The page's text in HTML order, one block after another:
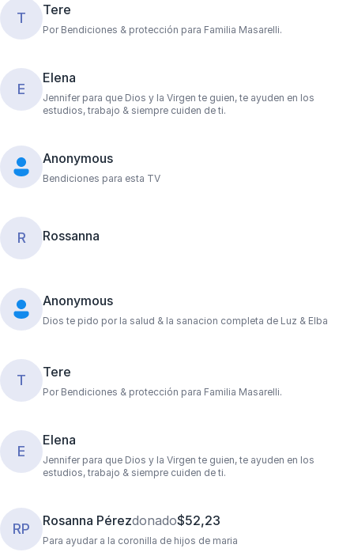
T Tere
Por Bendiciones & protección para Familia Masarelli.
E
Elena
Jennifer para que Dios y la Virgen te guien, te ayuden en los
estudios, trabajo & siempre cuiden de ti.
Anonymous
Bendiciones para esta TV
R Rossanna
Anonymous
Dios te pido por la salud & la sanacion completa de Luz & Elba
T Tere
Por Bendiciones & protección para Familia Masarelli.
E
Elena
Jennifer para que Dios y la Virgen te guien, te ayuden en los
estudios, trabajo & siempre cuiden de ti.
RP Rosanna Pérezdonado$52,23
Para ayudar a la coronilla de hijos de maria